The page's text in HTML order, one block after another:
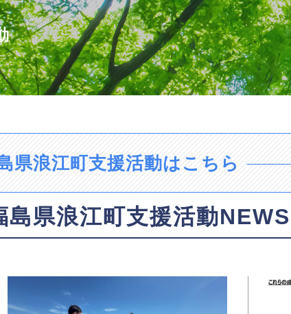
県浪江町支援活動はこちら
島県浪江町支援活動NEWS